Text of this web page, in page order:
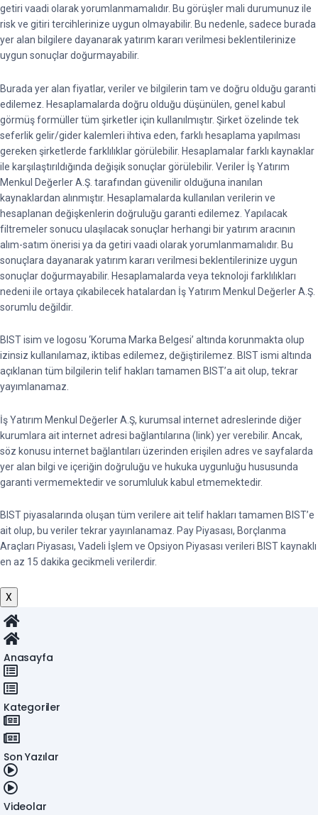
getiri vaadi olarak yorumlanmamalıdır. Bu görüşler mali durumunuz ile
risk ve gitiri tercihlerinize uygun olmayabilir. Bu nedenle, sadece burada
yer alan bilgilere dayanarak yatırım kararı verilmesi beklentilerinize
uygun sonuçlar doğurmayabilir.
Burada yer alan fiyatlar, veriler ve bilgilerin tam ve doğru olduğu garanti
edilemez. Hesaplamalarda doğru olduğu düşünülen, genel kabul
görmüş formüller tüm şirketler için kullanılmıştır. Şirket özelinde tek
seferlik gelir/gider kalemleri ihtiva eden, farklı hesaplama yapılması
gereken şirketlerde farklılıklar görülebilir. Hesaplamalar farklı kaynaklar
ile karşılaştırıldığında değişik sonuçlar görülebilir. Veriler İş Yatırım
Menkul Değerler A.Ş. tarafından güvenilir olduğuna inanılan
kaynaklardan alınmıştır. Hesaplamalarda kullanılan verilerin ve
hesaplanan değişkenlerin doğruluğu garanti edilemez. Yapılacak
filtremeler sonucu ulaşılacak sonuçlar herhangi bir yatırım aracının
alım-satım önerisi ya da getiri vaadi olarak yorumlanmamalıdır. Bu
sonuçlara dayanarak yatırım kararı verilmesi beklentilerinize uygun
sonuçlar doğurmayabilir. Hesaplamalarda veya teknoloji farklılıkları
nedeni ile ortaya çıkabilecek hatalardan İş Yatırım Menkul Değerler A.Ş.
sorumlu değildir.
BIST isim ve logosu ‘Koruma Marka Belgesi’ altında korunmakta olup
izinsiz kullanılamaz, iktibas edilemez, değiştirilemez. BIST ismi altında
açıklanan tüm bilgilerin telif hakları tamamen BIST’a ait olup, tekrar
yayımlanamaz.
İş Yatırım Menkul Değerler A.Ş, kurumsal internet adreslerinde diğer
kurumlara ait internet adresi bağlantılarına (link) yer verebilir. Ancak,
söz konusu internet bağlantıları üzerinden erişilen adres ve sayfalarda
yer alan bilgi ve içeriğin doğruluğu ve hukuka uygunluğu hususunda
garanti vermemektedir ve sorumluluk kabul etmemektedir.
BIST piyasalarında oluşan tüm verilere ait telif hakları tamamen BIST’e
ait olup, bu veriler tekrar yayınlanamaz. Pay Piyasası, Borçlanma
Araçları Piyasası, Vadeli İşlem ve Opsiyon Piyasası verileri BIST kaynaklı
en az 15 dakika gecikmeli verilerdir.
X
Anasayfa
Kategoriler
Son Yazılar
Videolar